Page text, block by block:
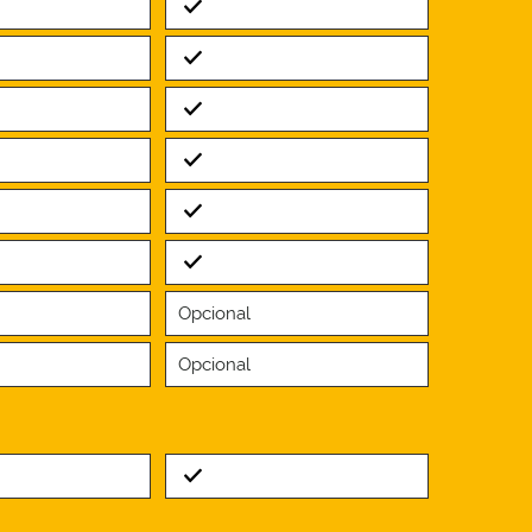
Standard
Standard
Standard
Standard
Standard
Standard
Opcional
Opcional
Standard